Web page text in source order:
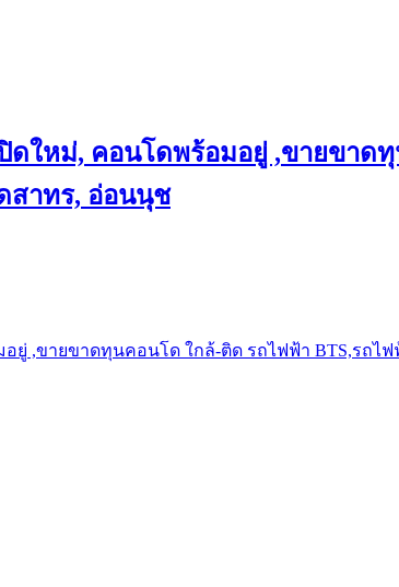
ดใหม่, คอนโดพร้อมอยู่ ,ขายขาด
สาทร, อ่อนนุช
ยู่ ,ขายขาดทุนคอนโด ใกล้-ติด รถไฟฟ้า BTS,รถไ